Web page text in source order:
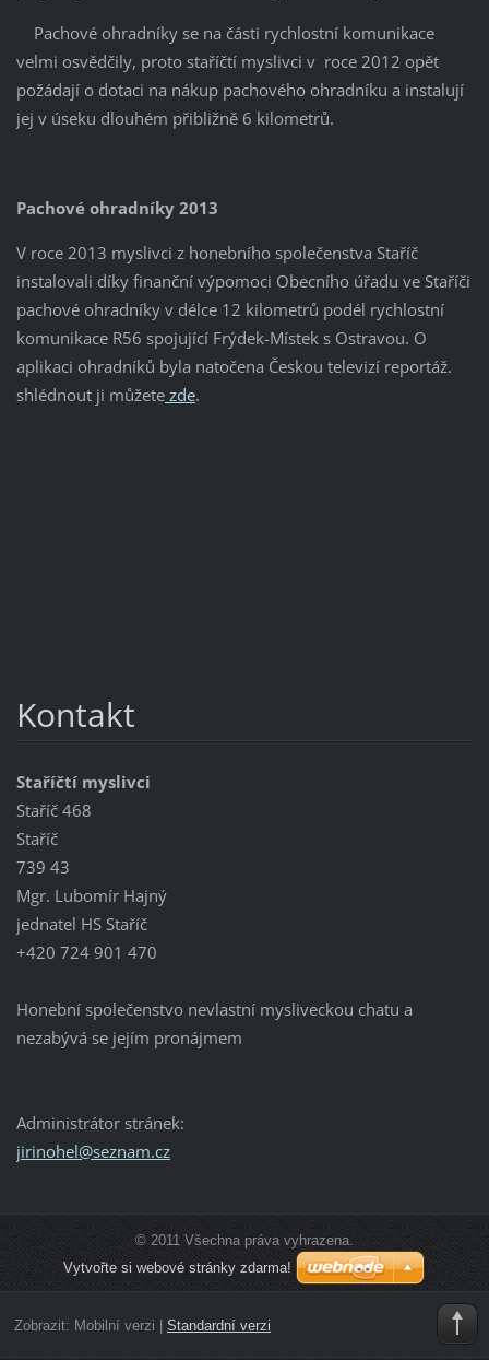
Pachové ohradníky se na části rychlostní komunikace
velmi osvědčily, proto staříčtí myslivci v roce 2012 opět
požádají o dotaci na nákup pachového ohradníku a instalují
jej v úseku dlouhém přibližně 6 kilometrů.
Pachové ohradníky 2013
V roce 2013 myslivci z honebního společenstva Staříč
instalovali díky finanční výpomoci Obecního úřadu ve Staříči
pachové ohradníky v délce 12 kilometrů podél rychlostní
komunikace R56 spojující Frýdek-Místek s Ostravou. O
aplikaci ohradníků byla natočena Českou televizí reportáž.
shlédnout ji můžetezde.
Kontakt
Staříčtí myslivci
Staříč 468
Staříč
739 43
Mgr. Lubomír Hajný
jednatel HS Staříč
+420 724 901 470
Honební společenstvo nevlastní mysliveckou chatu a
nezabývá se jejím pronájmem
Administrátor stránek:
jirinohel@seznam.cz
© 2011 Všechna práva vyhrazena.
Vytvořte si webové stránky zdarma!
Zobrazit: Mobilní verzi Standardní verzi